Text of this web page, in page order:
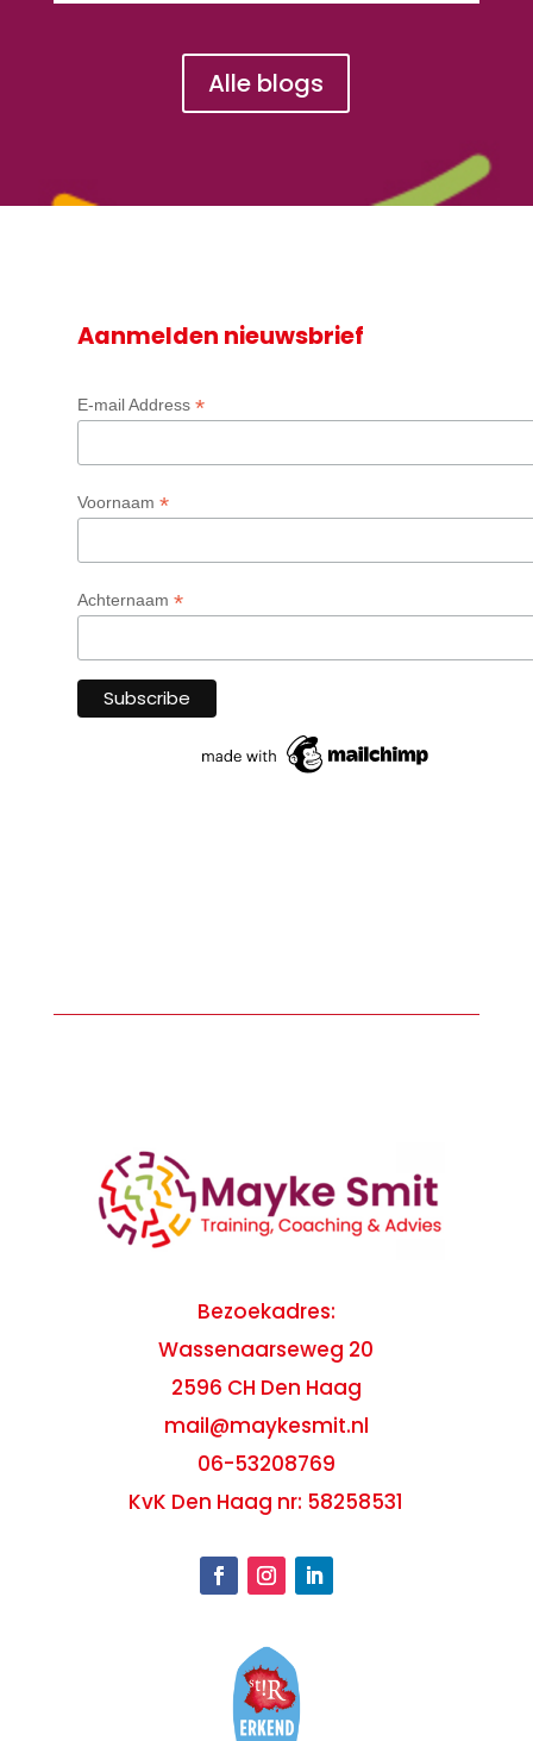
Alle blogs
Aanmelden nieuwsbrief
E-mail Address *
Voornaam *
Achternaam *
Bezoekadres:
Wassenaarseweg 20
2596 CH Den Haag
mail@maykesmit.nl
06-53208769
KvK Den Haag nr: 58258531